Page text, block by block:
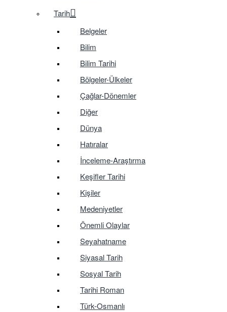
Tarih
Belgeler
Bilim
Bilim Tarihi
Bölgeler-Ülkeler
Çağlar-Dönemler
Diğer
Dünya
Hatıralar
İnceleme-Araştırma
Keşifler Tarihi
Kişiler
Medeniyetler
Önemli Olaylar
Seyahatname
Siyasal Tarih
Sosyal Tarih
Tarihi Roman
Türk-Osmanlı